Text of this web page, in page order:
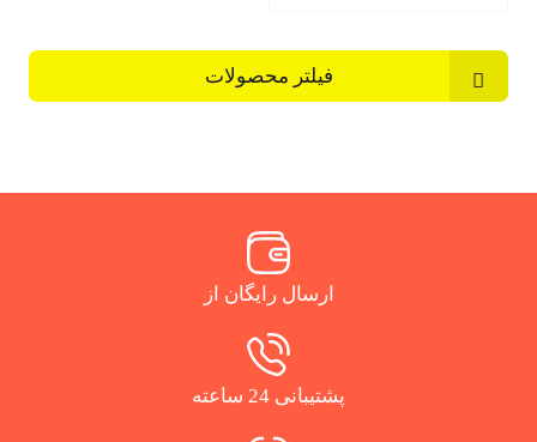
فیلتر محصولات
ارسال رایگان از
پشتیبانی 24 ساعته